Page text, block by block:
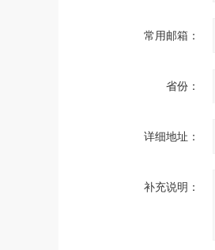
常用邮箱：
省份：
详细地址：
补充说明：